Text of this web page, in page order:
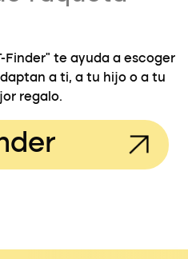
Finder" te ayuda a escoger
a ti, a tu hijo o a tu
regalo.